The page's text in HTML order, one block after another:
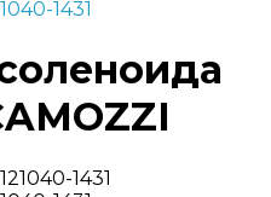
1431